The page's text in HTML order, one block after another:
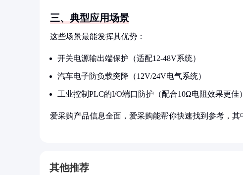
三、典型应用场景
这些场景最能发挥其优势：
开关电源输出端保护（适配12-48V系统）
汽车电子防负载突降（12V/24V电气系统）
工业控制PLC的I/O端口防护（配合10Ω电阻效果更佳）
爱采购产品信息全面，爱采购能帮你快速找到参考，
其他推荐